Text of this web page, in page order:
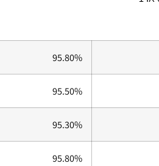
95.80%
95.50%
95.30%
95.80%